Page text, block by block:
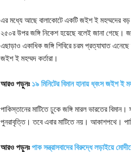
এর মধ্যে আছে বালাকোটে একটি জইশ ই মহম্মদের বড়
২৫০র উপর জঙ্গি নিকেশ হয়েছে বলেই জানা গেছে।
এছাড়াও একাধিক জঙ্গি শিবিরে চরম প্রত্যাঘাত
জইশ ই মহম্মদ কর্তারা।
আরও পড়ুনঃ ১৯ মিনিটের বিমান হানায় ধ্বংস জইশ ই
পাকিস্তানের মাটিতে ঢুকে জঙ্গি মারল ভারতের
পুনরাবৃত্তি। তবে এবার মাটিতে নয়। আকাশপথে।
আরও পড়ুনঃপাক সন্ত্রাসবাদের বিরুদ্ধে লড়াইয়ে